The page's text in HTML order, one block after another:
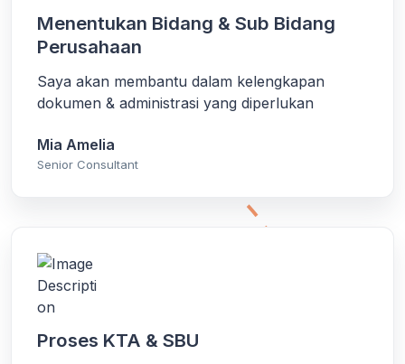
Menentukan Bidang & Sub Bidang
Perusahaan
Saya akan membantu dalam kelengkapan
dokumen & administrasi yang diperlukan
Mia Amelia
Senior Consultant
Proses KTA & SBU